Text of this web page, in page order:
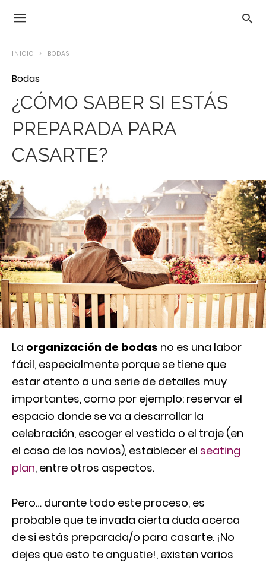
INICIO BODAS
Bodas
¿CÓMO SABER SI ESTÁS
PREPARADA PARA
CASARTE?
La organización de bodas no es una labor
fácil, especialmente porque se tiene que
estar atento a una serie de detalles muy
importantes, como por ejemplo: reservar el
espacio donde se va a desarrollar la
celebración, escoger el vestido o el traje (en
el caso de los novios), establecer el seating
plan, entre otros aspectos.
Pero… durante todo este proceso, es
probable que te invada cierta duda acerca
de si estás preparada/o para casarte. ¡No
dejes que esto te angustie!, existen varios